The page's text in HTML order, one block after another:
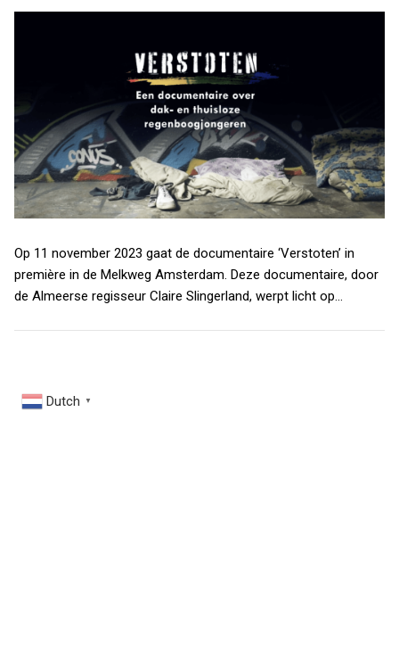
Op 11 november 2023 gaat de documentaire ‘Verstoten’ in
première in de Melkweg Amsterdam. Deze documentaire, door
de Almeerse regisseur Claire Slingerland, werpt licht op…
Dutch ▼